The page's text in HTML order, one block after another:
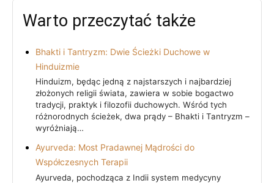
Warto przeczytać także
Bhakti i Tantryzm: Dwie Ścieżki Duchowe w
Hinduizmie
Hinduizm, będąc jedną z najstarszych i najbardziej
złożonych religii świata, zawiera w sobie bogactwo
tradycji, praktyk i filozofii duchowych. Wśród tych
różnorodnych ścieżek, dwa prądy – Bhakti i Tantryzm –
wyróżniają…
Ayurveda: Most Pradawnej Mądrości do
Współczesnych Terapii
Ayurveda, pochodząca z Indii system medycyny